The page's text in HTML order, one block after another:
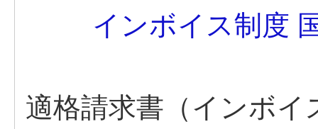
インボイス制度
適格請求書（インボイ